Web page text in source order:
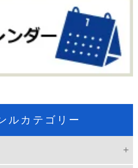
ルカテゴリー